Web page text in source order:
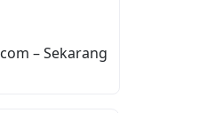
– Sekarang